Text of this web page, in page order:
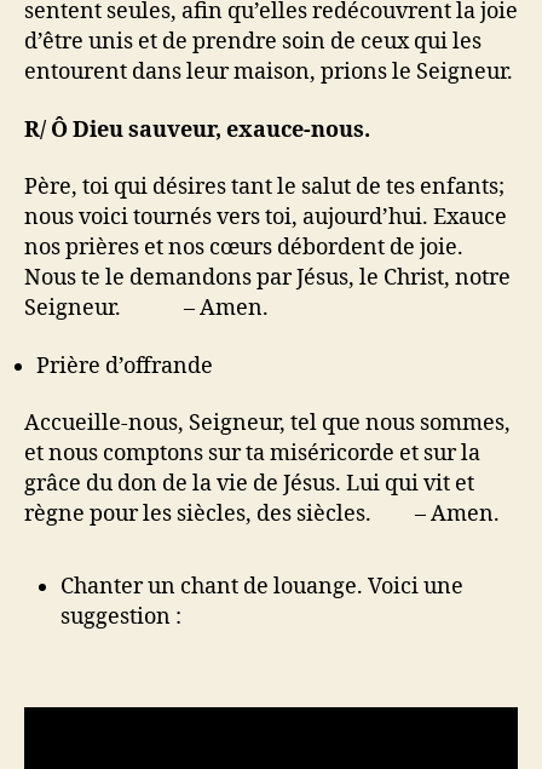
sentent seules, afin qu’elles redécouvrent la joie
d’être unis et de prendre soin de ceux qui les
entourent dans leur maison, prions le Seigneur.
R/ Ô Dieu sauveur, exauce-nous.
Père, toi qui désires tant le salut de tes enfants;
nous voici tournés vers toi, aujourd’hui. Exauce
nos prières et nos cœurs débordent de joie.
Nous te le demandons par Jésus, le Christ, notre
Seigneur. – Amen.
Prière d’offrande
Accueille-nous, Seigneur, tel que nous sommes,
et nous comptons sur ta miséricorde et sur la
grâce du don de la vie de Jésus. Lui qui vit et
règne pour les siècles, des siècles. – Amen.
Chanter un chant de louange. Voici une
suggestion :